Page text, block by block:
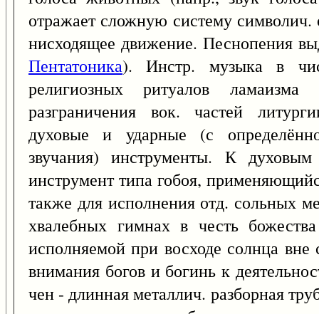
отражает сложную систему символич.
нисходящее движение. Песнопения
Пентатоника). Инстр. музыка в
религиозных ритуалов
разграничения вок. частей
духовые и ударные (с
звучания) инструменты. К
инструмент типа гобоя,
также для исполнения отд. сольных
хвалебных гимнах в честь
исполняемой при восходе солнца вне
внимания богов и богинь к
чен - длинная металлич. разборная